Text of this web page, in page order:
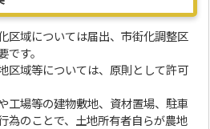
区域については届出、市街化調整区
です。
区域等については、原則として許可
工場等の建物敷地、資材置場、駐車
為のことで、土地所有者自らが農地